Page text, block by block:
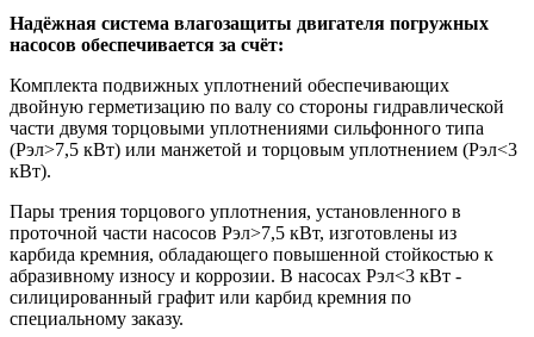
Надёжная система влагозащиты двигателя погружных
насосов обеспечивается за счёт:
Комплекта подвижных уплотнений обеспечивающих
двойную герметизацию по валу со стороны гидравлической
части двумя торцовыми уплотнениями сильфонного типа
(Рэл>7,5 кВт) или манжетой и торцовым уплотнением (Рэл<3
кВт).
Пары трения торцового уплотнения, установленного в
проточной части насосов Рэл>7,5 кВт, изготовлены из
карбида кремния, обладающего повышенной стойкостью к
абразивному износу и коррозии. В насосах Рэл<3 кВт -
силицированный графит или карбид кремния по
специальному заказу.